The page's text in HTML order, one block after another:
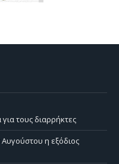
τους διαρρήκτες
η εξόδιος